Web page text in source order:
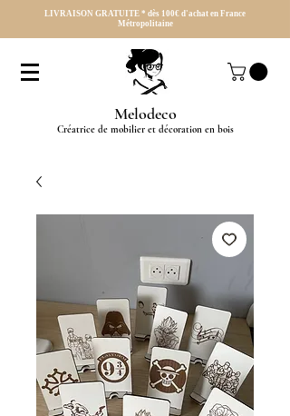
LIVRAISON GRATUITE * dès 100€ d'achat en France
Métropolitaine
Melodeco
Créatrice de mobilier et décoration en bois